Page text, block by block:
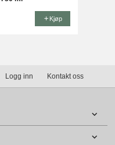
Kjøp
Logg inn Kontakt oss